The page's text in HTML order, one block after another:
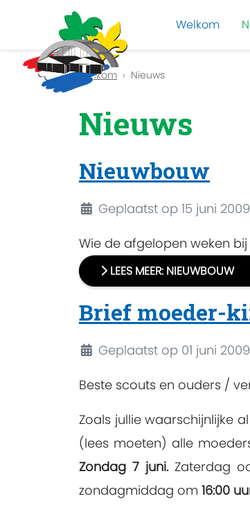
Welkom
Previous
Welkom Nieuws
Nieuws
Nieuwbouw
DetailsGeplaatst op 15 juni 2009
Wie de afgelopen weken
LEES MEER: NIEUWBOUW
Brief moeder-
DetailsGeplaatst op 01 juni 2009
Beste scouts en ouders /
Zoals jullie waarschijnlijke
(lees moeten) alle
Zondag 7 juni.Zaterdag
zondagmiddag om 16:00